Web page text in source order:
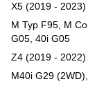
X5 (2019 - 2023)
M Typ F95, M
G05, 40i G05
Z4 (2019 - 2022)
M40i G29